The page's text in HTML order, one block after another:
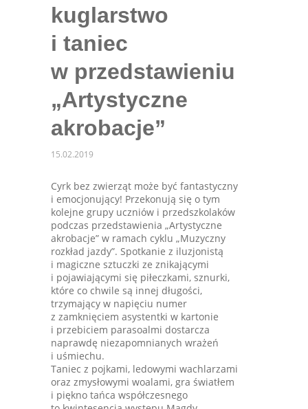
kuglarstwo
i taniec
w przedstawieniu
„Artystyczne
akrobacje”
15.02.2019
Cyrk bez zwierząt może być fantastyczny
i emocjonujący! Przekonują się o tym
kolejne grupy uczniów i przedszkolaków
podczas przedstawienia „Artystyczne
akrobacje” w ramach cyklu „Muzyczny
rozkład jazdy”. Spotkanie z iluzjonistą
i magiczne sztuczki ze znikającymi
i pojawiającymi się piłeczkami, sznurki,
które co chwile są innej długości,
trzymający w napięciu numer
z zamknięciem asystentki w kartonie
i przebiciem parasoalmi dostarcza
naprawdę niezapomnianych wrażeń
i uśmiechu.
Taniec z pojkami, ledowymi wachlarzami
oraz zmysłowymi woalami, gra światłem
i piękno tańca współczesnego